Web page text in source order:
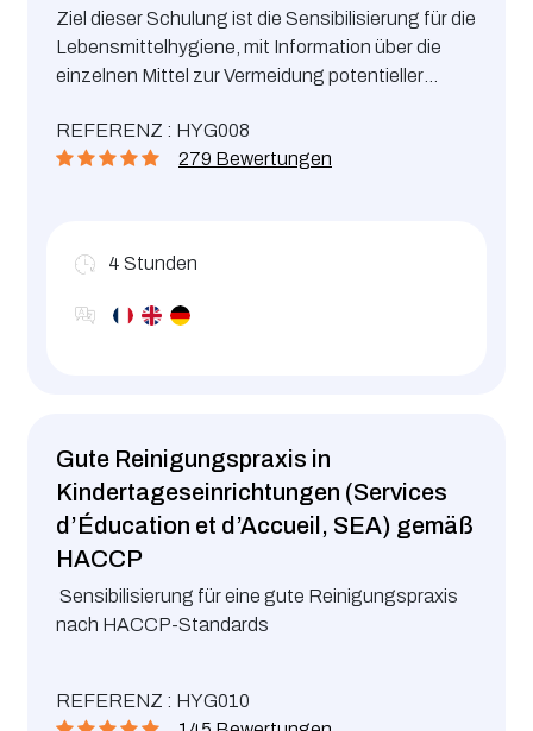
Ziel dieser Schulung ist die Sensibilisierung für die
Lebensmittelhygiene, mit Information über die
einzelnen Mittel zur Vermeidung potentieller
von Tankstellen.
REFERENZ : HYG008
279 Bewertungen
4 Stunden
Gute Reinigungspraxis in
Kindertageseinrichtungen (Services
d’Éducation et d’Accueil, SEA) gemäß
HACCP
Sensibilisierung für eine gute Reinigungspraxis
nach HACCP-Standards
REFERENZ : HYG010